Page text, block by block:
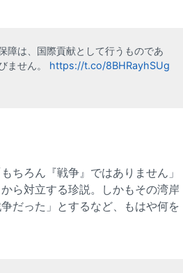
障は、国際貢献として行うものであ
ません。 https://t.co/8BHRayhSUg
ちろん『戦争』ではありません」
ら対立する珍説。しかもその湾岸
だった」とするなど、もはや何を